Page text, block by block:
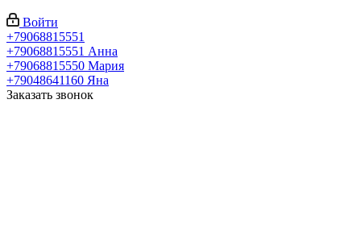
Войти
+79068815551
+79068815551 Анна
+79068815550 Мария
+79048641160 Яна
Заказать звонок